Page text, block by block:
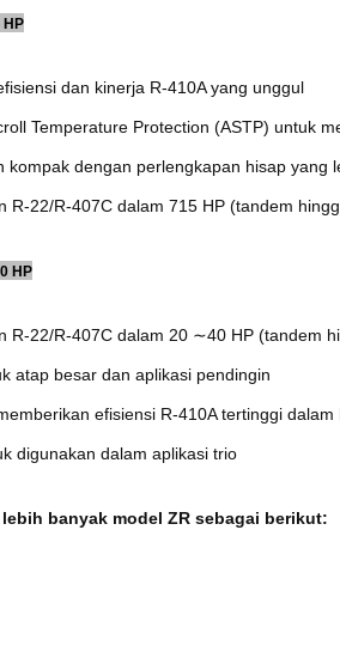
dan kinerja R-410A yang unggul
Temperature Protection (ASTP) untuk
kompak dengan perlengkapan hisap
R-22/R-407C dalam 715 HP (tandem
HP
R-22/R-407C dalam 20 ∼40 HP (tandem
atap besar dan aplikasi pendingin
efisiensi R-410A tertinggi
digunakan dalam aplikasi trio
banyak model ZR sebagai berikut: